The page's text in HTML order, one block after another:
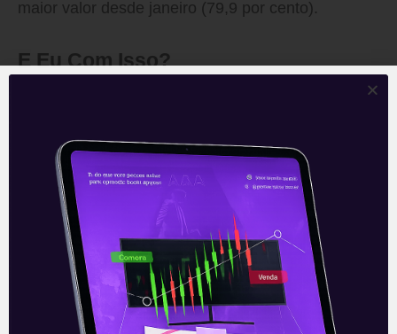
maior valor desde janeiro (79,9 por cento).
E Eu Com Isso?
O mercado permanece na expectativa tanto dos
desdobramentos da proposta de reforma tributária
quanto das novidades no cenário político, o que
deve elevar a volatilidade dos ativos.